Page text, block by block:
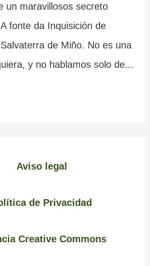
un maravillosos secreto
fonte da Inquisición de
de Miño. No es una
y no hablamos solo de...
Aviso legal
de Privacidad
Creative Commons